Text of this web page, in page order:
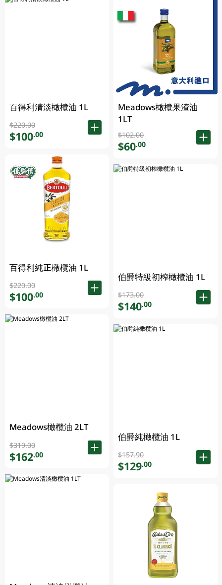
百得利清淡橄欖油 1L
$220.00
$100.00
百得利純正橄欖油 1L
$220.00
$100.00
Meadows橄欖油 2LT
$319.00
$162.00
Meadows橄欖果渣油
1LT
$102.00
$60.00
伯爵特級初榨橄欖油 1L
$173.00
$140.00
伯爵純橄欖油 1L
$157.90
$129.00